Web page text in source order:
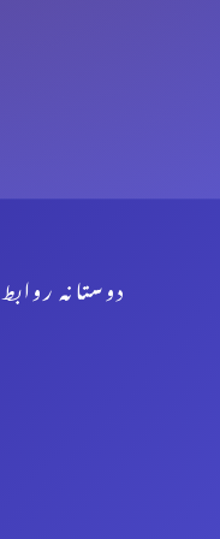
دوستانہ روابط